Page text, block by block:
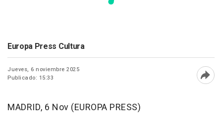
Europa Press Cultura
Jueves, 6 noviembre 2025
Publicado: 15:33
MADRID, 6 Nov (EUROPA PRESS)